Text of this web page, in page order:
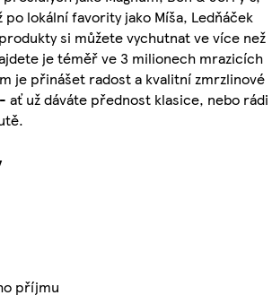
po lokální favority jako Míša, Ledňáček
si můžete vychutnat ve více než
je téměř ve 3 milionech mrazicích
je přinášet radost a kvalitní zmrzlinové
ať už dáváte přednost klasice, nebo rádi
příjmu